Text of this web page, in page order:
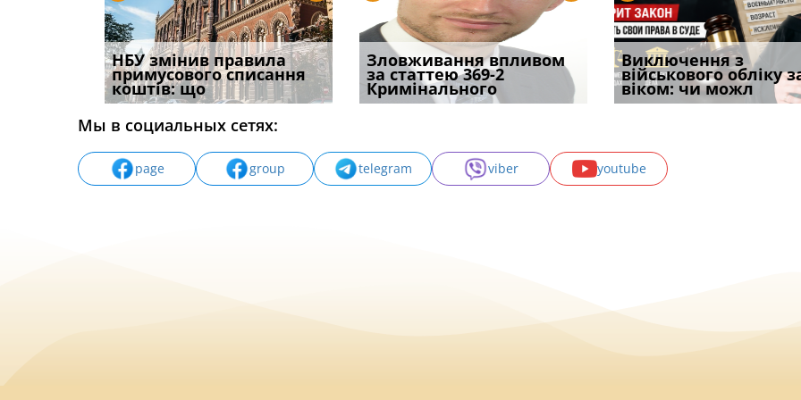
НБУ змінив правила
примусового списання
коштів: що
Якщо суд встановив для
відшкодування шкоди
наявніс
Документи, на яких не
проставляється
апостиль: пер
Водії можуть отримати
компенсацію за
незаконні дії
Зловживання впливом
за статтею 369-2
Кримінального
Переоформлення
відстрочки за іншою
підставою: нов
Особливості захисту у
кримінальному
провадженні: я
Виключення з
військового обліку
віком: чи можл
Восьмий ААС
підтвердив, що
може скас
Мы в социальных сетях:
page group telegram viber youtube